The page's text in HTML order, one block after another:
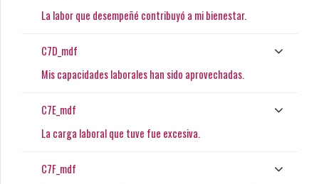
La labor que desempeñé contribuyó a mi bienestar.
C7D_mdf
Mis capacidades laborales han sido aprovechadas.
C7E_mdf
La carga laboral que tuve fue excesiva.
C7F_mdf